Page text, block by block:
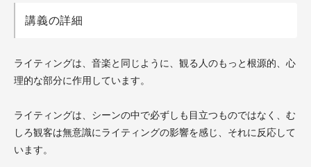
講義の詳細
ライティングは、音楽と同じように、観る人のもっと根源的、心
理的な部分に作用しています。
ライティングは、シーンの中で必ずしも目立つものではなく、む
しろ観客は無意識にライティングの影響を感じ、それに反応して
います。